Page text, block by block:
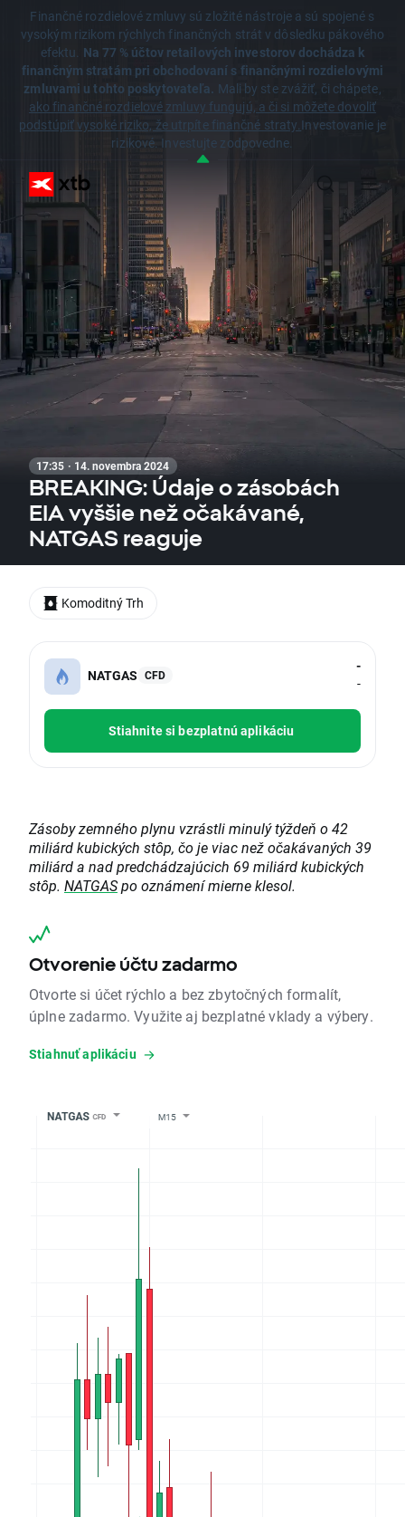
Finančné rozdielové zmluvy sú zložité nástroje a sú spojené s
vysokým rizikom rýchlych finančných strát v dôsledku pákového
efektu. Na 77 % účtov retailových investorov dochádza k
finančným stratám pri obchodovaní s finančnými rozdielovými
zmluvami u tohto poskytovateľa. Mali by ste zvážiť, či chápete,
ako finančné rozdielové zmluvy fungujú, a či si môžete dovoliť
podstúpiť vysoké riziko, že utrpíte finančné straty.Investovanie je
rizikové. Investujte zodpovedne.
17:35 · 14. novembra 2024
BREAKING: Údaje o zásobách
EIA vyššie než očakávané,
NATGAS reaguje
NATGAS CFD
-
-
Stiahnite si bezplatnú aplikáciu
Zásoby zemného plynu vzrástli minulý týždeň o 42
miliárd kubických stôp, čo je viac než očakávaných 39
miliárd a nad predchádzajúcich 69 miliárd kubických
stôp. NATGASpo oznámení mierne klesol.
Otvorenie účtu zadarmo
Otvorte si účet rýchlo a bez zbytočných formalít,
úplne zadarmo. Využite aj bezplatné vklady a výbery.
Stiahnuť aplikáciu
Komoditný Trh